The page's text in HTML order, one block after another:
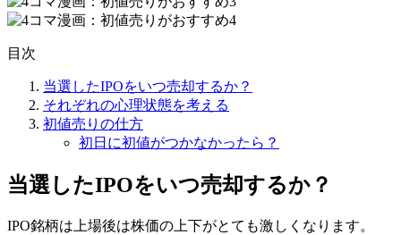
目次
当選したIPOをいつ売却するか？
それぞれの心理状態を考える
初値売りの仕方
初日に初値がつかなかったら？
当選したIPOをいつ売却するか？
IPO銘柄は上場後は株価の上下がとても激しくなります。